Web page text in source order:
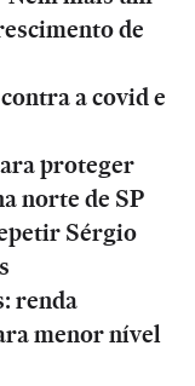
de
a covid e
proteger
norte de SP
Sérgio
renda
menor nível